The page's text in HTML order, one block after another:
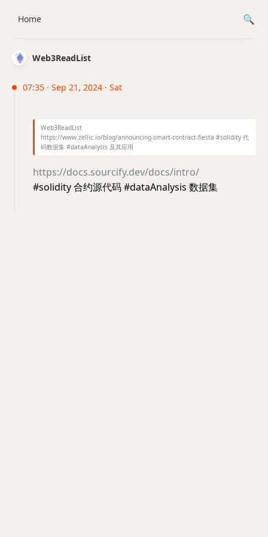
Web3ReadList
07:35 · Sep 21, 2024 · Sat
Web3ReadList
https://www.zellic.io/blog/announcing-smart-contract-fiesta #solidity 代
码数据集 #dataAnalysis 及其应用
https://docs.sourcify.dev/docs/intro/
#solidity 合约源代码 #dataAnalysis 数据集
Home